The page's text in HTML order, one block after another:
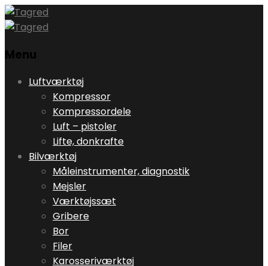
Menu
Skip
content
Luftværktøj
Kompressor
Kompressordele
Luft – pistoler
Lifte, donkrafte
Bilværktøj
Måleinstrumenter, diagnostik
Mejsler
Værktøjssæt
Gribere
Bor
Filer
Karosseriværktøj